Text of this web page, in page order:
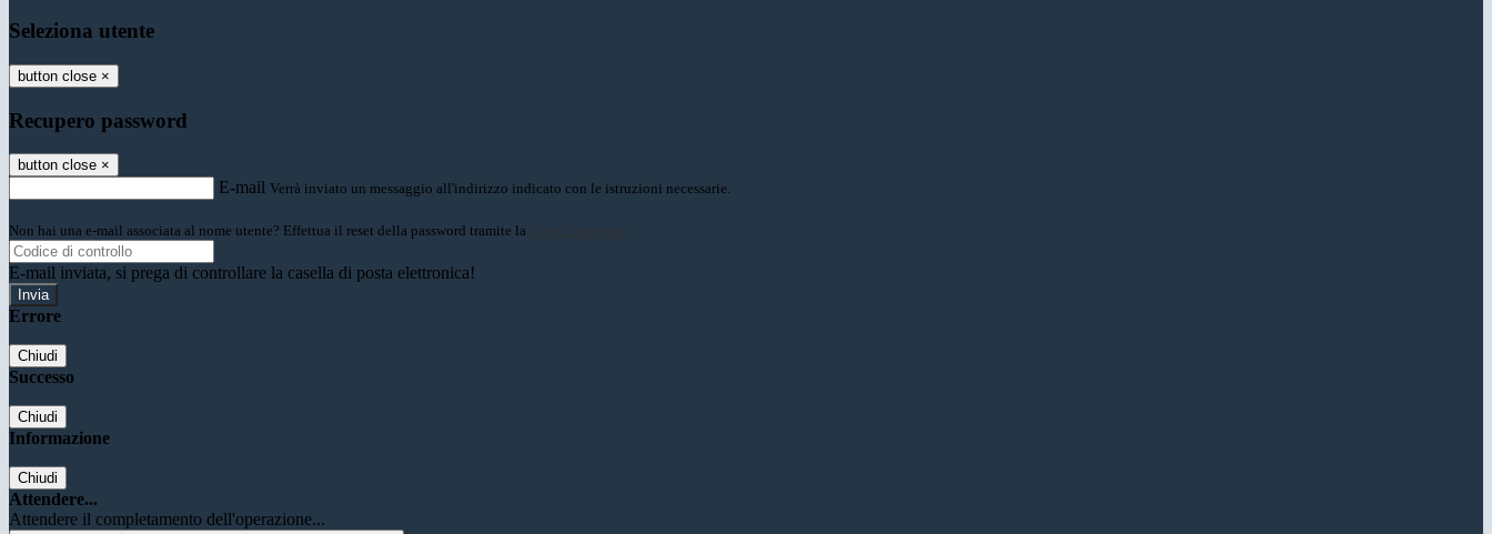
Seleziona utente
button close ×
Recupero password
button close ×
E-mail Verrà inviato un messaggio all'indirizzo indicato con le istruzioni necessarie.
Non hai una e-mail associata al nome utente? Effettua il reset della password tramite la
E-mail inviata, si prega di controllare la casella di posta elettronica!
Errore
Chiudi
Successo
Chiudi
Informazione
Chiudi
Attendere...
Attendere il completamento dell'operazione...